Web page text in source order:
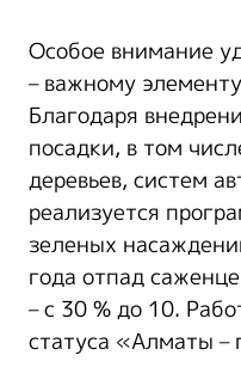
Особое внимание
– важному
Благодаря
посадки, в том
деревьев, систем
реализуется
зеленых
года отпад
– с 30 % до 10.
статуса «Алматы –